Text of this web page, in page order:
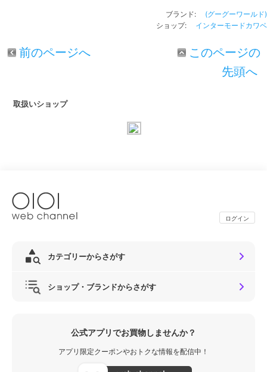
ブランド: (グーグーワールド)
ショップ: インターモードカワベ
前のページへ
このページの
先頭へ
取扱いショップ
ログイン
カテゴリーからさがす
ショップ・ブランドからさがす
公式アプリでお買物しませんか？
アプリ限定クーポンやおトクな情報を配信中！